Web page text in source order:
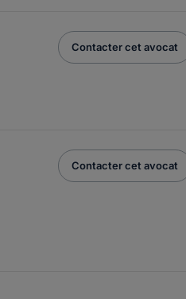
Contacter cet avocat
Contacter cet avocat